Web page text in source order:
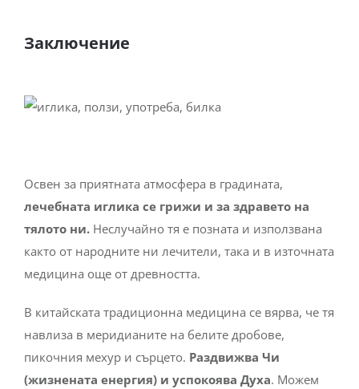
Заключение
Освен за приятната атмосфера в градината,
лечебната иглика се грижи и за здравето на
тялото ни.Неслучайно тя е позната и използвана
както от народните ни лечители, така и в източната
медицина още от древността.
В китайската традиционна медицина се вярва, че тя
навлиза в меридианите на белите дробове,
пикочния мехур и сърцето. Раздвижва Чи
(жизнената енергия) и успокоява Духа. Можем